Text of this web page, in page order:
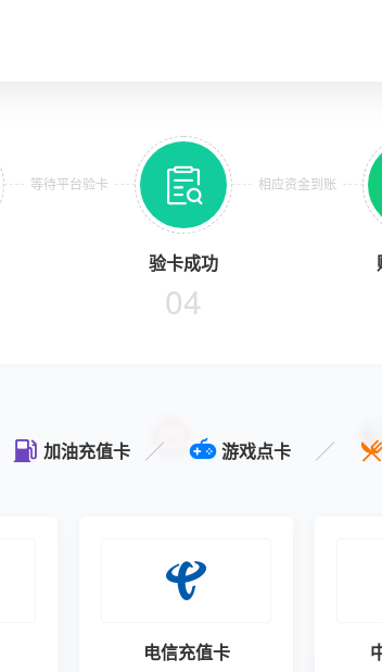
等待平台验卡 
验卡成功
04
相应资金到账
 加油充值卡 游戏点卡
电信充值卡